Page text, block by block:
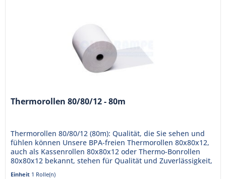
Thermorollen 80/80/12 - 80m
Thermorollen 80/80/12 (80m): Qualität, die Sie sehen und
fühlen können Unsere BPA-freien Thermorollen 80x80x12,
auch als Kassenrollen 80x80x12 oder Thermo-Bonrollen
80x80x12 bekannt, stehen für Qualität und Zuverlässigkeit,
die Ihr...
Einheit 1 Rolle(n)